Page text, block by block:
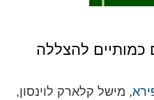
כמותיים להצללה
, מישל קלארק לוינסון,